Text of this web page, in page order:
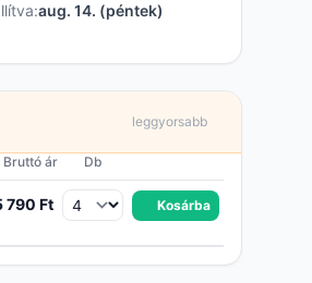
aug. 14. (péntek)
leggyorsabb
Bruttó ár Db
790 Ft
Kosárba